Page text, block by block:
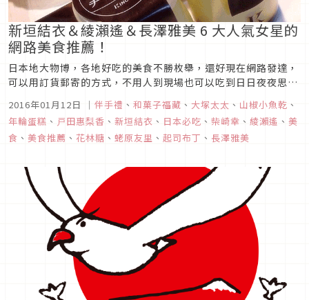
新垣結衣＆綾瀨遙＆長澤雅美 6 大人氣女星的
網路美食推薦！
日本地大物博，各地好吃的美食不勝枚舉，還好現在網路發達，
可以用訂貨郵寄的方式，不用人到現場也可以吃到日日夜夜思念
2016年01月12日 ｜ 伴手禮 、 和菓子福藏 、 大塚太太 、 山椒小魚乾 、
年輪蛋糕 、 戸田惠梨香 、 新垣結衣 、 日本必吃 、 柴崎幸 、 綾瀨遙 、 美
食 、 美食推薦 、 花林糖 、 蛯原友里 、 起司布丁 、 長澤雅美